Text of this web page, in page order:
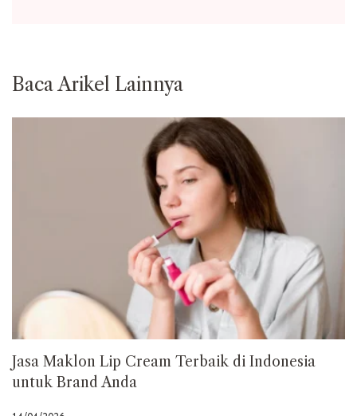
Baca Arikel Lainnya
Jasa Maklon Lip Cream Terbaik di Indonesia
untuk Brand Anda